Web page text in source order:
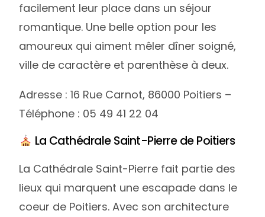
facilement leur place dans un séjour
romantique. Une belle option pour les
amoureux qui aiment mêler dîner soigné,
ville de caractère et parenthèse à deux.
Adresse : 16 Rue Carnot, 86000 Poitiers –
Téléphone : 05 49 41 22 04
La Cathédrale Saint-Pierre de Poitiers
La Cathédrale Saint-Pierre fait partie des
lieux qui marquent une escapade dans le
coeur de Poitiers. Avec son architecture